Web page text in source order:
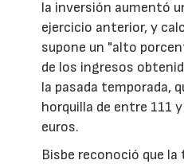
la inversión aumentó
ejercicio anterior, y
supone un "alto
de los ingresos
la pasada temporada,
horquilla de entre 111
euros.
Bisbe reconoció que